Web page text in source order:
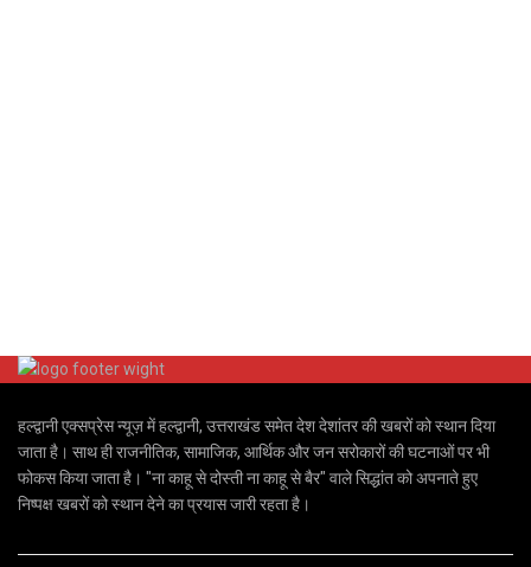
हल्द्वानी एक्सप्रेस न्यूज़ में हल्द्वानी, उत्तराखंड समेत देश देशांतर की खबरों को स्थान दिया
जाता है। साथ ही राजनीतिक, सामाजिक, आर्थिक और जन सरोकारों की घटनाओं पर भी
फोकस किया जाता है। "ना काहू से दोस्ती ना काहू से बैर" वाले सिद्धांत को अपनाते हुए
निष्पक्ष खबरों को स्थान देने का प्रयास जारी रहता है।